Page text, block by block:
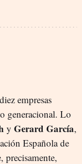
empresas
generacional. Lo
y Gerard García,
Española de
precisamente,